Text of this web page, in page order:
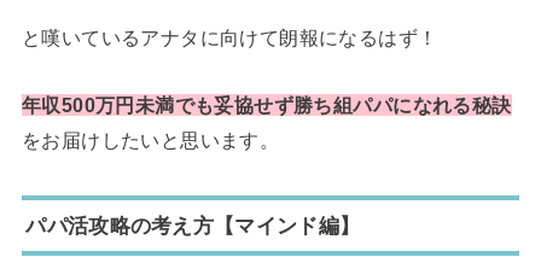
と嘆いているアナタに向けて朗報になるはず！
年収500万円未満でも妥協せず勝ち組パパになれる秘訣
をお届けしたいと思います。
パパ活攻略の考え方【マインド編】